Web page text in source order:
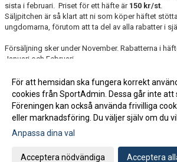
sista i februari. Priset för ett häfte är 150 kr/st
Säljpitchen är så klart att ni som köper häftet
ungdomarna, förutom att ta del av alla rabatter i
Försäljning sker under November. Rabatterna i
Januari och Februari.
köp ett häfte där.
Tack för er stöd
Gå till Webbversion
För att hemsidan ska fungera korrekt
cookies från SportAdmin. Dessa går inte att
Föreningen kan också använda frivilliga
eller marknadsföring. Du väljer själv om du
Anpassa dina val
Acceptera nödvändiga Acceptera